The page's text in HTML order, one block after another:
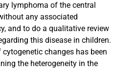
lymphoma of the central
any associated
and to do a qualitative review
this disease in children.
changes has been
the heterogeneity in the